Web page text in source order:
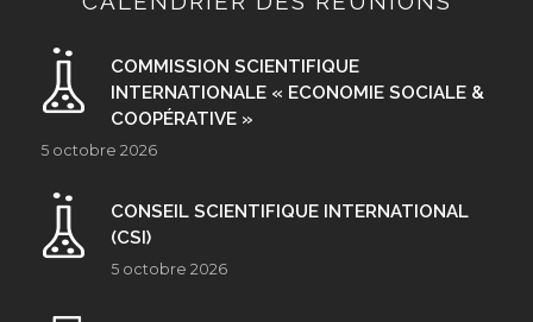
COMMISSION SCIENTIFIQUE
INTERNATIONALE « ECONOMIE SOCIALE &
COOPÉRATIVE »
5 octobre 2026
CONSEIL SCIENTIFIQUE INTERNATIONAL
(CSI)
5 octobre 2026